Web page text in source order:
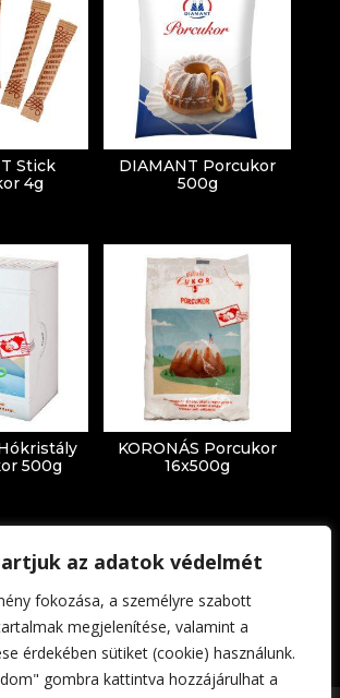
az adatok védelmét
fokozása, a személyre szabott
megjelenítése, valamint a
érdekében sütiket (cookie) használunk.
gombra kattintva hozzájárulhat a
Stick
4g
DIAMANT Porcukor
500g
500g
KORONÁS Porcukor
16x500g
Adatkezelési tájékoztató